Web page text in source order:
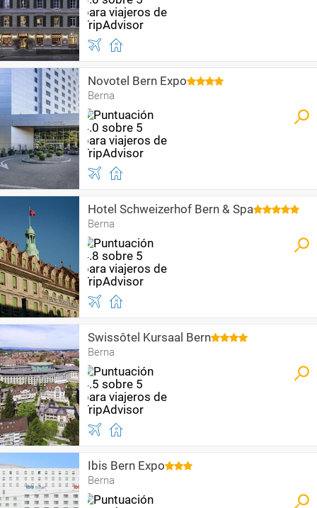
Novotel Bern Expo
Berna
Hotel Schweizerhof Bern & Spa
Berna
Swissôtel Kursaal Bern
Berna
Ibis Bern Expo
Berna